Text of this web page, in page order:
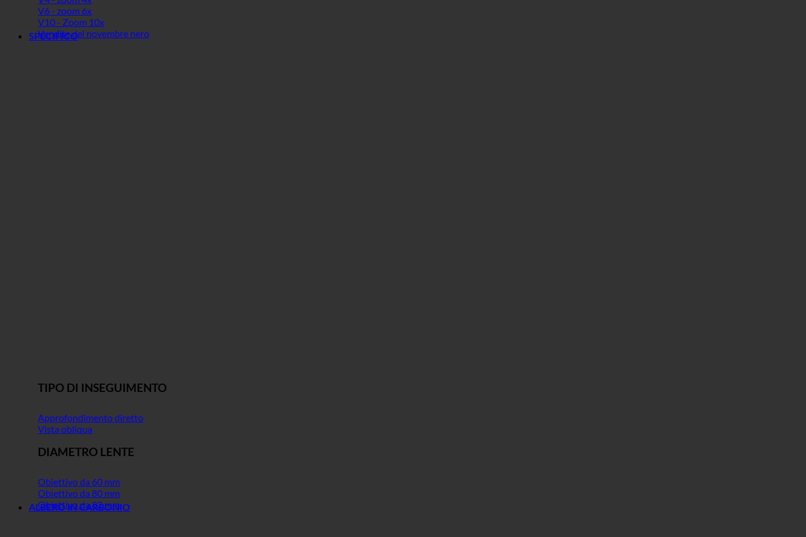
V6 - zoom 6x
V10 - Zoom 10x
Vendite del novembre nero
SPECIFICO
TIPO DI INSEGUIMENTO
Approfondimento diretto
Vista obliqua
DIAMETRO LENTE
Obiettivo da 60 mm
Obiettivo da 80 mm
Obiettivo da 82 mm
ALBERO IN CARBONIO